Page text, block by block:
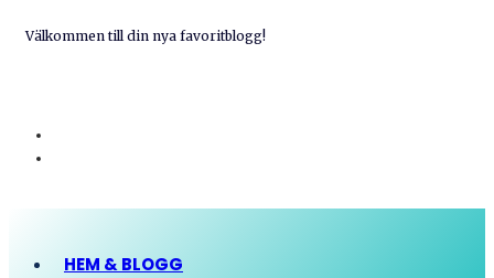
Välkommen till din nya favoritblogg!
HEM & BLOGG